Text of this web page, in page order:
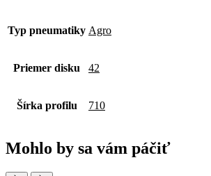
Typ pneumatiky Agro
Priemer disku 42
Šírka profilu 710
Mohlo by sa vám páčiť